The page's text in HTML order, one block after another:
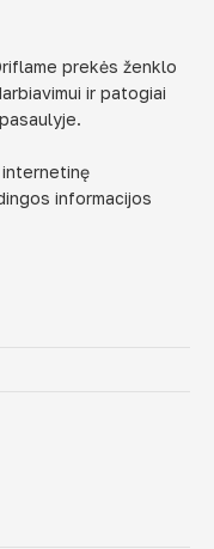
prekės ženklo
ir patogiai
informacijos